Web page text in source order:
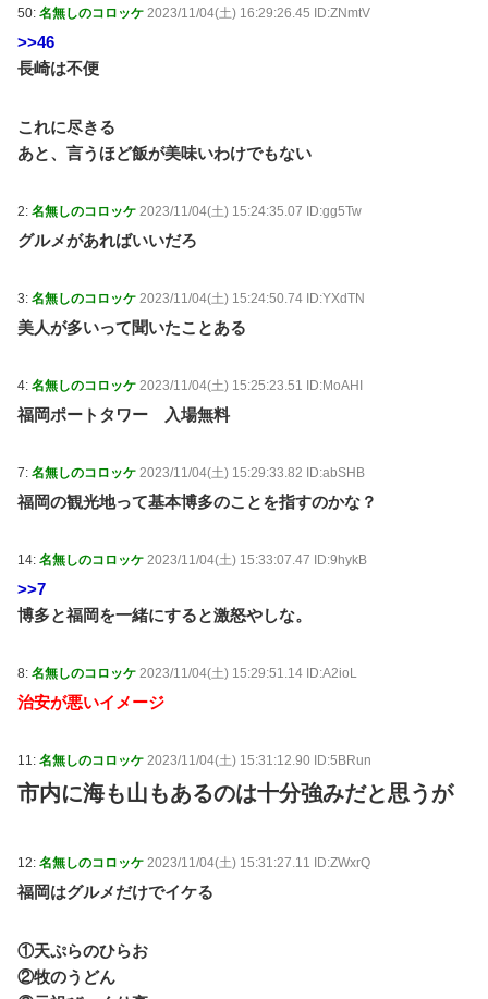
50: 名無しのコロッケ 2023/11/04(土) 16:29:26.45 ID:ZNmtV
>>46
長崎は不便
これに尽きる
あと、言うほど飯が美味いわけでもない
2: 名無しのコロッケ 2023/11/04(土) 15:24:35.07 ID:gg5Tw
グルメがあればいいだろ
3: 名無しのコロッケ 2023/11/04(土) 15:24:50.74 ID:YXdTN
美人が多いって聞いたことある
4: 名無しのコロッケ 2023/11/04(土) 15:25:23.51 ID:MoAHI
福岡ポートタワー 入場無料
7: 名無しのコロッケ 2023/11/04(土) 15:29:33.82 ID:abSHB
福岡の観光地って基本博多のことを指すのかな？
14: 名無しのコロッケ 2023/11/04(土) 15:33:07.47 ID:9hykB
>>7
博多と福岡を一緒にすると激怒やしな。
8: 名無しのコロッケ 2023/11/04(土) 15:29:51.14 ID:A2ioL
治安が悪いイメージ
11: 名無しのコロッケ 2023/11/04(土) 15:31:12.90 ID:5BRun
市内に海も山もあるのは十分強みだと思うが
12: 名無しのコロッケ 2023/11/04(土) 15:31:27.11 ID:ZWxrQ
福岡はグルメだけでイケる
①天ぷらのひらお
②牧のうどん